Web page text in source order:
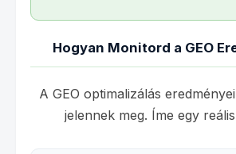
Hogyan Monitord a GEO
A GEO optimalizálás
jelennek meg. Íme egy